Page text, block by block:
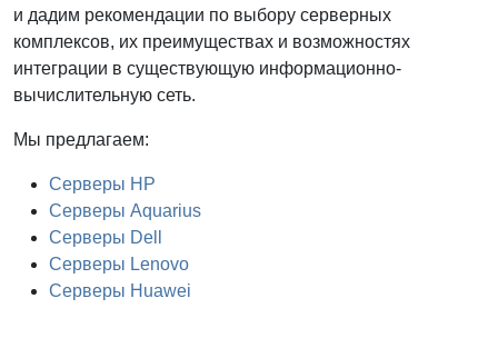
и дадим рекомендации по выбору серверных
комплексов, их преимуществах и возможностях
интеграции в существующую информационно-
вычислительную сеть.
Мы предлагаем:
Серверы HP
Серверы Aquarius
Серверы Dell
Серверы Lenovo
Серверы Huawei